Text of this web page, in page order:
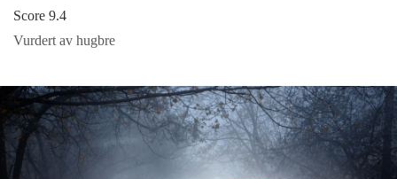
Score 9.4
Vurdert av hugbre